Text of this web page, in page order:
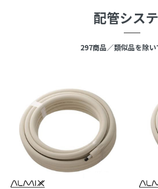
配管シス
297商品／類似品を除